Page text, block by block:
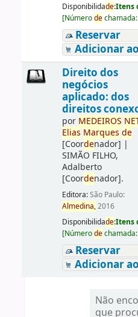
Disponibilidade:Itens
[Númerodechamada:
Reservar
Adicionar
Direito dos
negócios
aplicado: dos
direitos
por MEDEIROS
Elias Marques de
[Coordenador] |
SIMÃO FILHO,
Adalberto
[Coordenador].
Editora:São Paulo:
Almedina,2016
Disponibilidade:Itens
[Númerodechamada:
Reservar
Adicionar
Não
que